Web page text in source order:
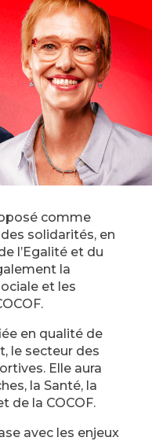
comme
solidarités, en
l’Egalité et du
la
et les
en qualité de
le secteur des
Elle aura
la Santé, la
de la COCOF.
avec les enjeux